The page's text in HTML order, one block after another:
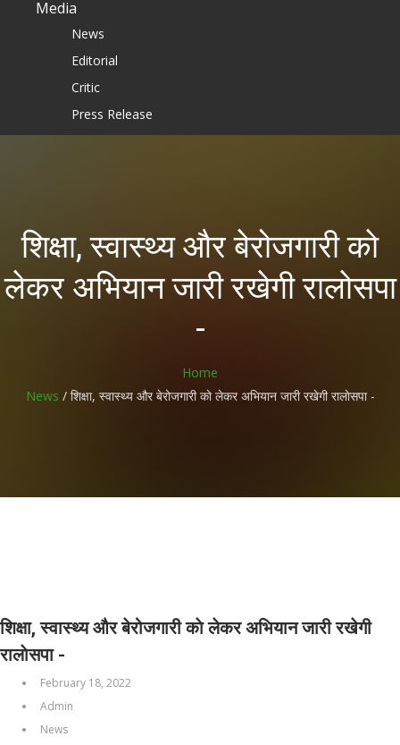
Media
News
Editorial
Critic
Press Release
Gallery
Contact Us
शिक्षा, स्वास्थ्य और बेरोजगारी काे
लेकर अभियान जारी रखेगी रालाेसपा
-
Home
News /शिक्षा, स्वास्थ्य और बेरोजगारी काे लेकर अभियान जारी रखेगी रालाेसपा -
शिक्षा, स्वास्थ्य और बेरोजगारी काे लेकर अभियान जारी रखेगी
रालाेसपा -
February 18, 2022
Admin
News